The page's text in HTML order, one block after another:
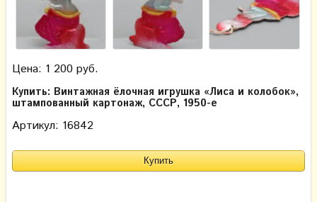
Цена: 1 200 руб.
Купить: Винтажная ёлочная игрушка «Лиса и колобок»,
штампованный картонаж, СССР, 1950-е
Артикул: 16842